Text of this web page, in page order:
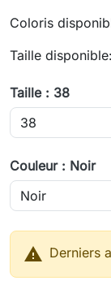
Coloris
Taille
Taille : 38
Couleur : Noir
 Derniers